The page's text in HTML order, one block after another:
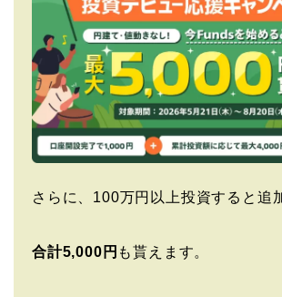
さらに、100万円以上投資すると追
合計5,000円 も貰えます。